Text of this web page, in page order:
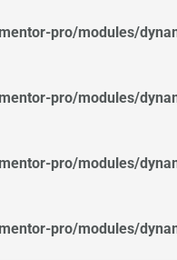
pro/modules/
pro/modules/
pro/modules/
pro/modules/